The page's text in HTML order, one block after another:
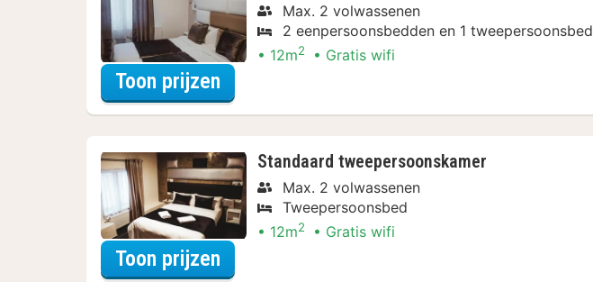
Max. 2 volwassenen
2 eenpersoonsbedden en 1 tweepersoonsbed
12m2 Gratis wifi
Toon prijzen
Standaard tweepersoonskamer
Max. 2 volwassenen
Tweepersoonsbed
12m2 Gratis wifi
Toon prijzen